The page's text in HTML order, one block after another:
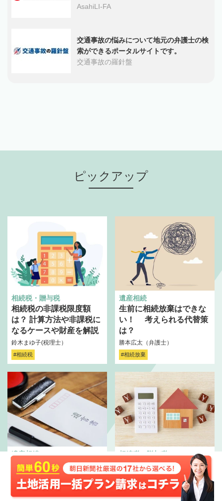
AsahiLI-FA
交通事故の悩みについて地元の弁護士の検
索ができるポータルサイトです。
交通事故の羅針盤
ピックアップ
相続税・贈与税
相続税の非課税限度額
は？ 計算方法や非課税に
なるケースや財産を解説
鈴木まゆ子(税理士）
#相続税
遺産相続
生前に相続放棄はできな
い！ 考えられる代替策
は？
勝本広太（弁護士）
#相続放棄
遺産相続
遺言書の付言事項は争族
回避にも効果的 パター
ン別に例文も紹介
勝本広太（弁護士）
相続税・贈与税
生前贈与の非課税枠2500
万円！ 節税対策になる
控除や特例をわかりやす
く説明